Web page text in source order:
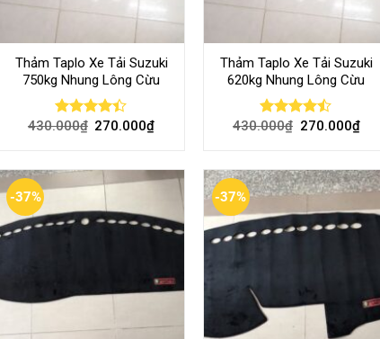
Thảm Taplo Xe Tải Suzuki
750kg Nhung Lông Cừu
Rated
430.000₫ 270.000₫
Thảm Taplo Xe Tải Suzuki
620kg Nhung Lông Cừu
Rated
430.000₫ 270.000₫
-37% -37%